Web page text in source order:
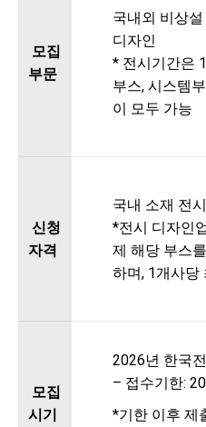
모집
부문
국내외 비상
디자인
* 전시기간은
부스, 시스템
이 모두 가능
신청
자격
국내 소재 전
*전시 디자인
제 해당 부스
하며, 1개사당
모집
시기
2026년 한국
– 접수기한:
*기한 이후 제